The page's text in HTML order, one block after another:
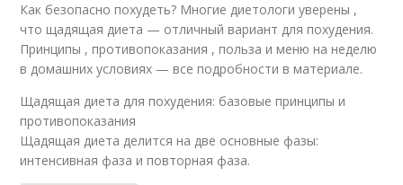
Как безопасно похудеть? Многие диетологи уверены ,
что щадящая диета — отличный вариант для похудения.
Принципы , противопоказания , польза и меню на неделю
в домашних условиях — все подробности в материале.
Щадящая диета для похудения: базовые принципы и
противопоказания
Щадящая диета делится на две основные фазы:
интенсивная фаза и повторная фаза.